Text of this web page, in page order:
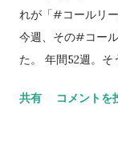
れが「#コールリ
今週、その#コー
た。 年間52週。
つつある。いや、
共有 コメントを